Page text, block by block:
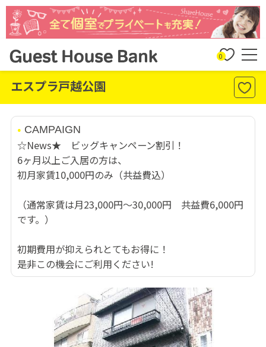
0
エスプラ戸越公園
CAMPAIGN
☆News★ ビッグキャンペーン割引！
6ヶ月以上ご入居の方は、
初月家賃10,000円のみ（共益費込）
（通常家賃は月23,000円～30,000円 共益費6,000円
です。）
初期費用が抑えられとてもお得に！
是非この機会にご利用ください!